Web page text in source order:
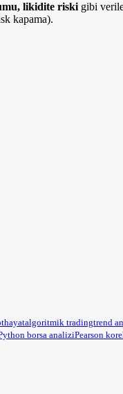
likidite riski gibi
kapama).
hayatalgoritmik tradingtrend
borsa analiziPearson